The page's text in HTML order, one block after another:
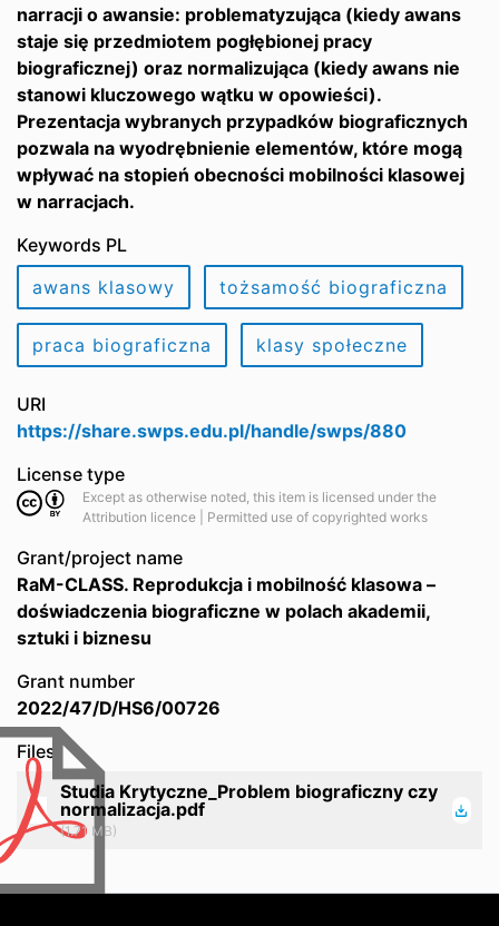
narracji o awansie: problematyzująca (kiedy awans
staje się przedmiotem pogłębionej pracy
biograficznej) oraz normalizująca (kiedy awans nie
stanowi kluczowego wątku w opowieści).
Prezentacja wybranych przypadków biograficznych
pozwala na wyodrębnienie elementów, które mogą
wpływać na stopień obecności mobilności klasowej
w narracjach.
Keywords PL
awans klasowy
tożsamość biograficzna
praca biograficzna klasy społeczne
URI
https://share.swps.edu.pl/handle/swps/880
License type
Except as otherwise noted, this item is licensed under the
Attribution licence | Permitted use of copyrighted works
Grant/project name
RaM-CLASS. Reprodukcja i mobilność klasowa –
doświadczenia biograficzne w polach akademii,
sztuki i biznesu
Grant number
2022/47/D/HS6/00726
Files
Studia Krytyczne_Problem biograficzny czy
normalizacja.pdf
(1.71 MB)